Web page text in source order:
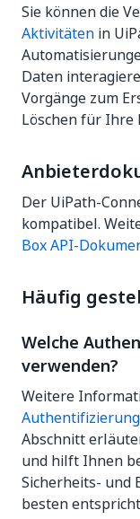
Sie können die
Aktivitäten in
Daten
Vorgänge zum
Löschen für Ihre
Der UiPath-
kompatibel.
Box API-
Häufig
Welche
verwenden?
Weitere
Authentifizierung
Abschnitt
und hilft Ihnen
Sicherheits- und
besten